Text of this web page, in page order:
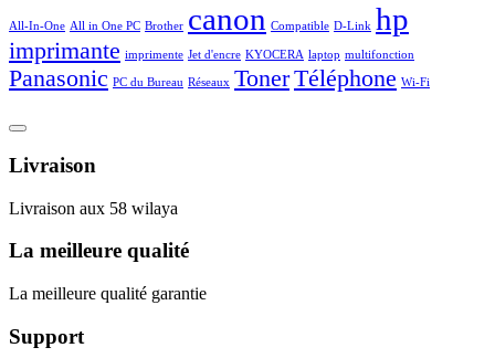
All-In-One All in One PC Brother canon Compatible D-Link hp
imprimante imprimente Jet d'encre KYOCERA laptop multifonction
Panasonic PC du Bureau Réseaux TonerTéléphone Wi-Fi
Livraison
Livraison aux 58 wilaya
La meilleure qualité
La meilleure qualité garantie
Support